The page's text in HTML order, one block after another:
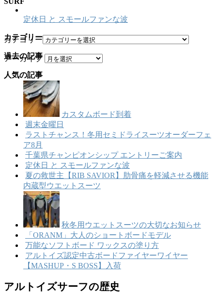
定休日 と スモールファンな波
カテゴリー
カテゴリー
過去の記事
アーカイブ
人気の記事
カスタムボード到着
週末金曜日
ラストチャンス！冬用セミドライスーツオーダーフェ
ア8月
千葉県チャンピオンシップ エントリーご案内
定休日 と スモールファンな波
夏の救世主【RIB SAVIOR】肋骨痛を軽減させる機能
内蔵型ウエットスーツ
秋冬用ウエットスーツの大切なお知らせ
「ORANM」大人のショートボードモデル
万能なソフトボード ワックスの塗り方
アルトイズ認定中古ボードファイヤーワイヤー
【MASHUP・S BOSS】入荷
アルトイズサーフの歴史